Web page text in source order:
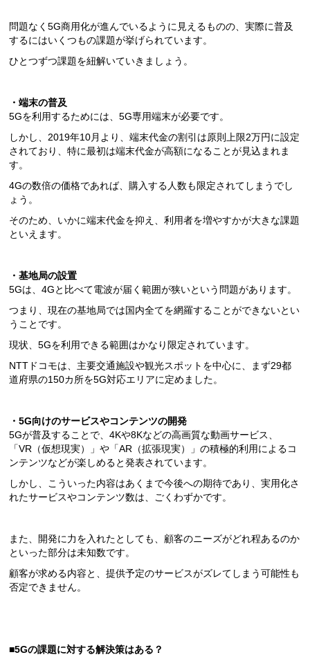
問題なく5G商用化が進んでいるように見えるものの、実際に普及
するにはいくつもの課題が挙げられています。
ひとつずつ課題を紐解いていきましょう。
・端末の普及
5Gを利用するためには、5G専用端末が必要です。
しかし、2019年10月より、端末代金の割引は原則上限2万円に設定
されており、特に最初は端末代金が高額になることが見込まれま
す。
4Gの数倍の価格であれば、購入する人数も限定されてしまうでし
ょう。
そのため、いかに端末代金を抑え、利用者を増やすかが大きな課題
といえます。
・基地局の設置
5Gは、4Gと比べて電波が届く範囲が狭いという問題があります。
つまり、現在の基地局では国内全てを網羅することができないとい
うことです。
現状、5Gを利用できる範囲はかなり限定されています。
NTTドコモは、主要交通施設や観光スポットを中心に、まず29都
道府県の150カ所を5G対応エリアに定めました。
・5G向けのサービスやコンテンツの開発
5Gが普及することで、4Kや8Kなどの高画質な動画サービス、
「VR（仮想現実）」や「AR（拡張現実）」の積極的利用によるコ
ンテンツなどが楽しめると発表されています。
しかし、こういった内容はあくまで今後への期待であり、実用化さ
れたサービスやコンテンツ数は、ごくわずかです。
また、開発に力を入れたとしても、顧客のニーズがどれ程あるのか
といった部分は未知数です。
顧客が求める内容と、提供予定のサービスがズレてしまう可能性も
否定できません。
■5Gの課題に対する解決策はある？